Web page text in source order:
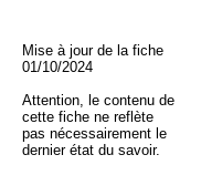
Mise à jour de la fiche
01/10/2024
Attention, le contenu de
cette fiche ne reflète
pas nécessairement le
dernier état du savoir.